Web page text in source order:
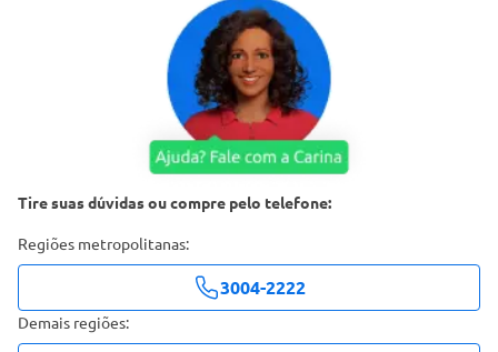
Tire suas dúvidas ou compre pelo telefone:
Regiões metropolitanas:
3004-2222
Demais regiões: